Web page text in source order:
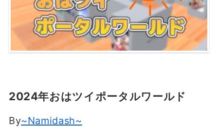
2024年おはツイポータルワールド
By~Namidash~